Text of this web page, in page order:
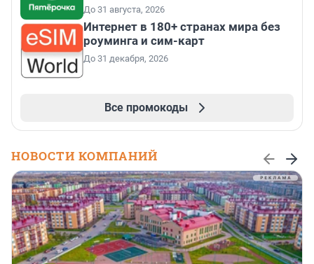
До 31 августа, 2026
Интернет в 180+ странах мира без
роуминга и сим-карт
До 31 декабря, 2026
Все промокоды
НОВОСТИ КОМПАНИЙ